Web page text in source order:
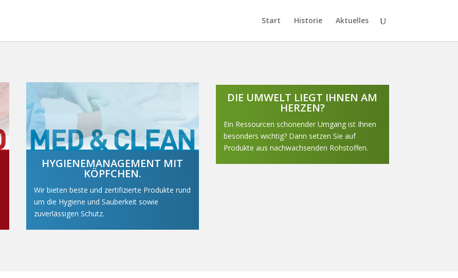
Start Historie Aktuelles
HYGIENEMANAGEMENT MIT
KÖPFCHEN.
Wir bieten beste und zertifizierte Produkte rund
um die Hygiene und Sauberkeit sowie
zuverlässigen Schutz.
DIE UMWELT LIEGT IHNEN AM
HERZEN?
Ein Ressourcen schonender Umgang ist Ihnen
besonders wichtig? Dann setzen Sie auf
Produkte aus nachwachsenden Rohstoffen.